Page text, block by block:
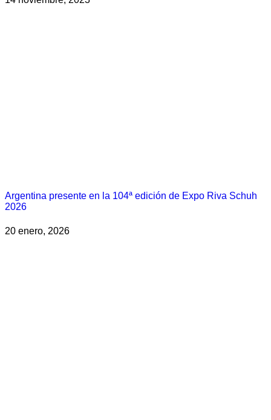
Argentina presente en la 104ª edición de Expo Riva Schuh
2026
20 enero, 2026